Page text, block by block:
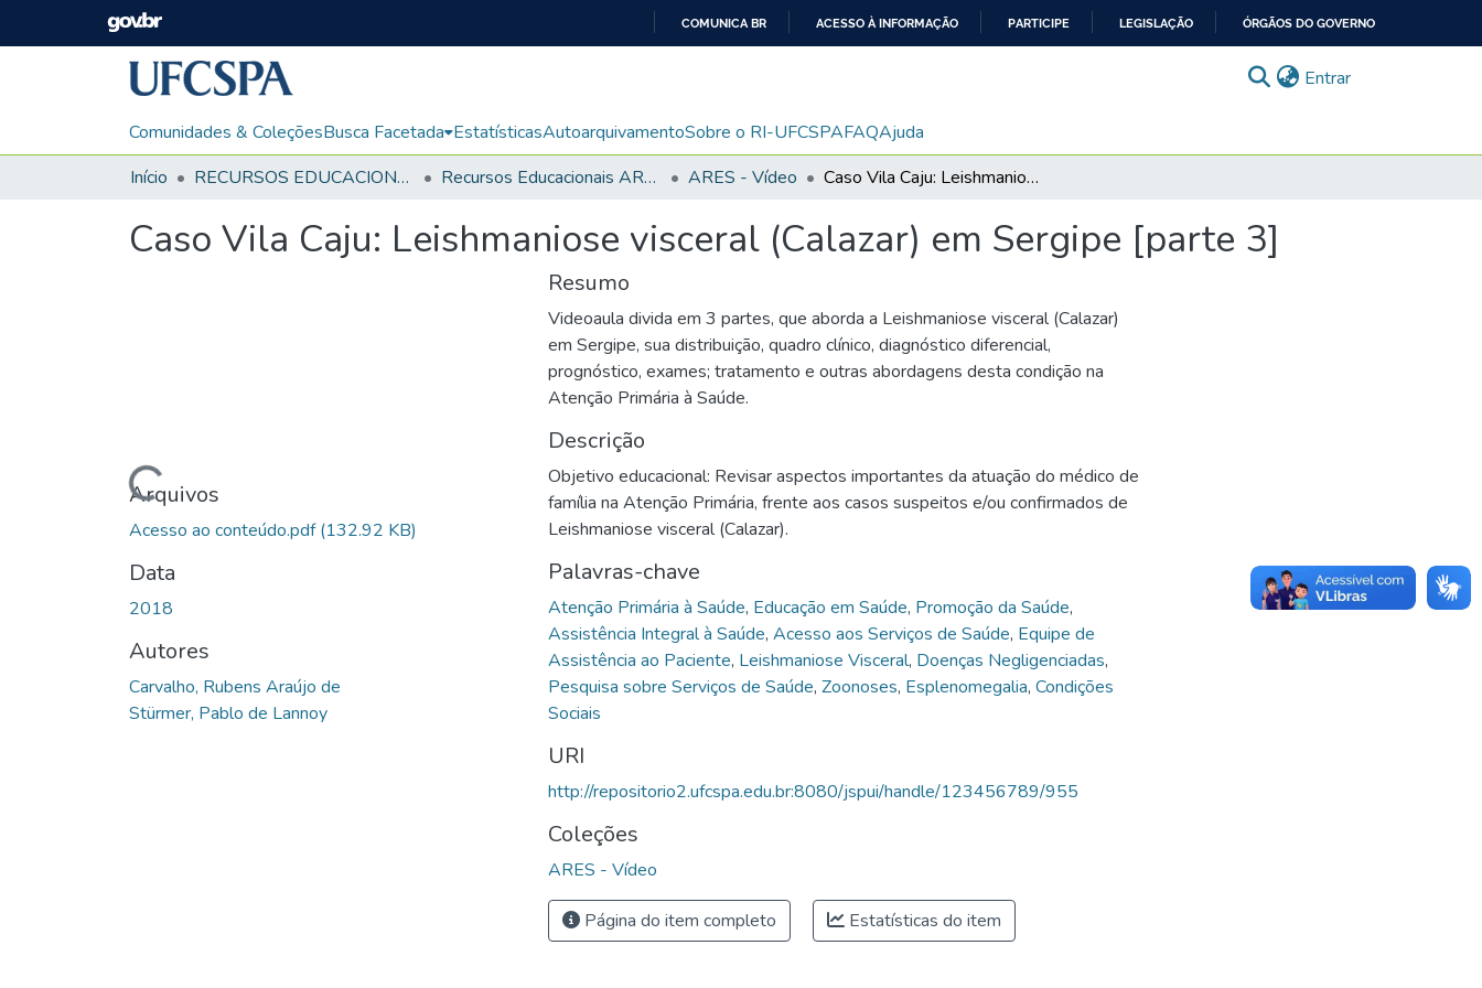
CONTEÚDO
COMUNICA BR ACESSO À INFORMAÇÃO PARTICIPE LEGISLAÇÃO ÓRGÃOS DO GOVERNO
Entrar(current)
Comunidades & ColeçõesBusca Facetada EstatísticasAutoarquivamentoSobre o RI-UFCSPAFAQAjuda
Início
RECURSOS EDUCACIONAIS Recursos Educacionais ARES/UNA-SUS ARES - Vídeo Caso Vila Caju: Leishmaniose visceral (Calazar) em Sergipe [parte 3]
Caso Vila Caju: Leishmaniose visceral (Calazar) em Sergipe [parte 3]
Carregando...
Arquivos
Acesso ao conteúdo.pdf(132.92 KB)
Data
2018
Autores
Carvalho, Rubens Araújo de
Stürmer, Pablo de Lannoy
Resumo
Videoaula divida em 3 partes, que aborda a Leishmaniose visceral (Calazar)
em Sergipe, sua distribuição, quadro clínico, diagnóstico diferencial,
prognóstico, exames; tratamento e outras abordagens desta condição na
Atenção Primária à Saúde.
Descrição
Objetivo educacional: Revisar aspectos importantes da atuação do médico de
família na Atenção Primária, frente aos casos suspeitos e/ou confirmados de
Leishmaniose visceral (Calazar).
Palavras-chave
Atenção Primária à Saúde, Educação em Saúde, Promoção da Saúde,
Assistência Integral à Saúde, Acesso aos Serviços de Saúde, Equipe de
Assistência ao Paciente, Leishmaniose Visceral, Doenças Negligenciadas,
Pesquisa sobre Serviços de Saúde, Zoonoses, Esplenomegalia, Condições
Sociais
URI
http://repositorio2.ufcspa.edu.br:8080/jspui/handle/123456789/955
Coleções
ARES - Vídeo
Página do item completo Estatísticas do item